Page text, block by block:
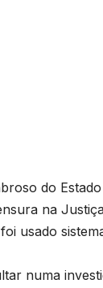
do
na
usado
numa